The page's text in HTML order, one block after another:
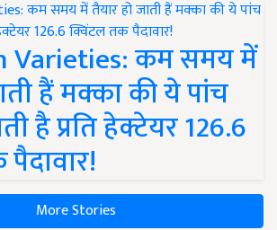
Varieties: कम समय में
हैं मक्का की ये पांच
है प्रति हेक्टेयर 126.6
More Stories